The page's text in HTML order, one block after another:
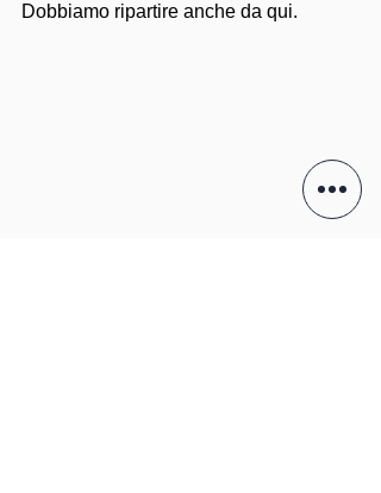
Dobbiamo ripartire anche da qui.